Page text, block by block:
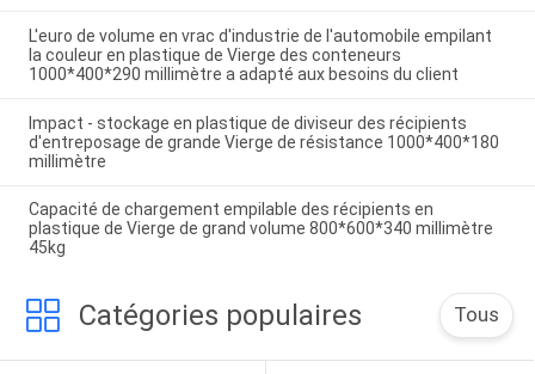
L'euro de volume en vrac d'industrie de l'automobile empilant
la couleur en plastique de Vierge des conteneurs
1000*400*290 millimètre a adapté aux besoins du client
Impact - stockage en plastique de diviseur des récipients
d'entreposage de grande Vierge de résistance 1000*400*180
millimètre
Capacité de chargement empilable des récipients en
plastique de Vierge de grand volume 800*600*340 millimètre
45kg
Catégories populaires Tous